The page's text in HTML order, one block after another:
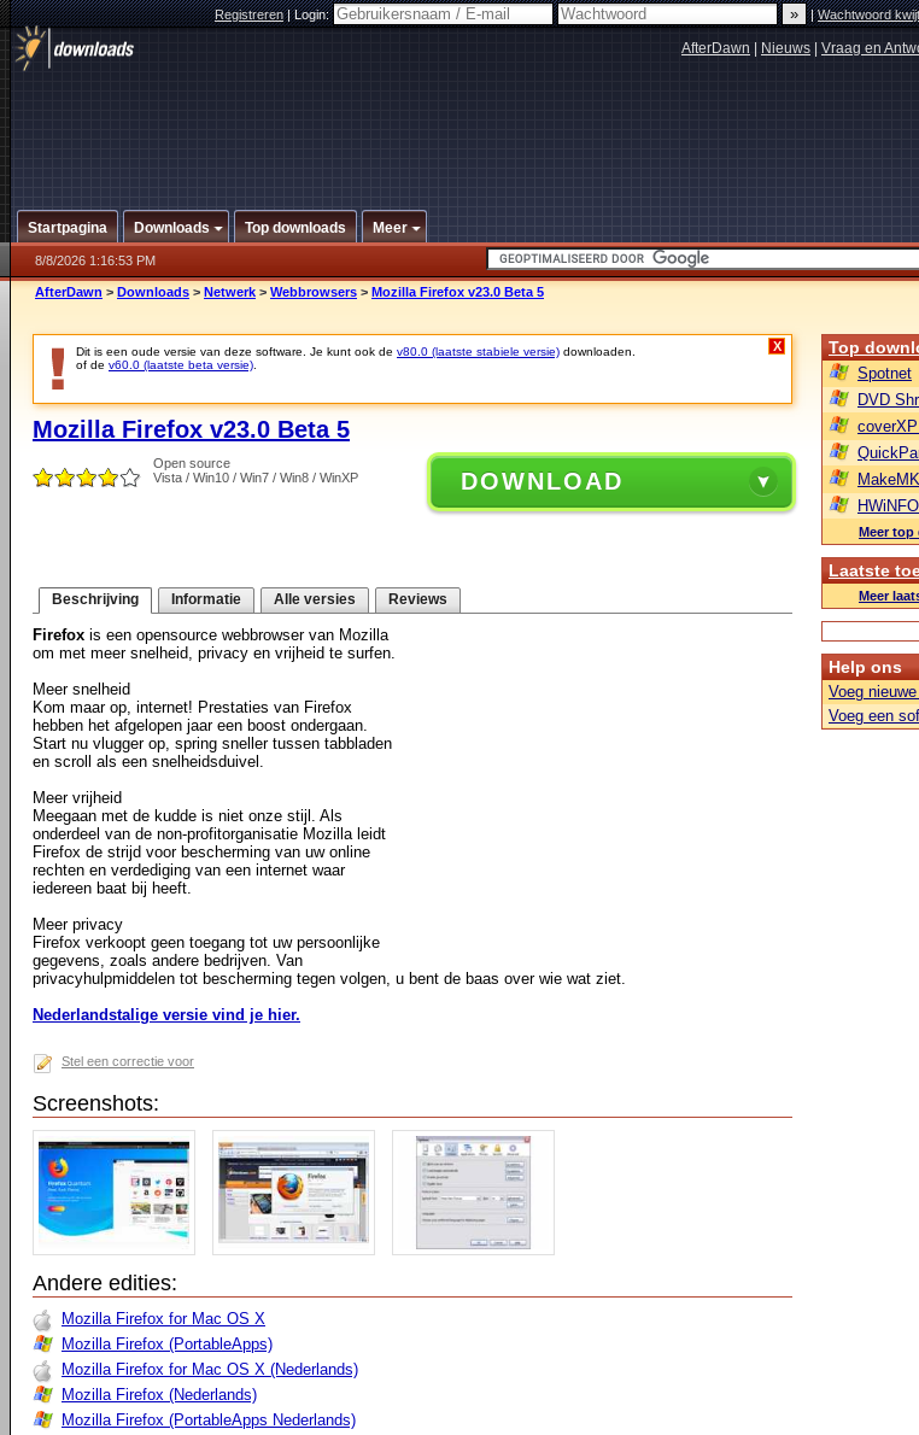
Registreren|Login: |Wachtwoord kwijt
AfterDawn Nieuws Vraag en
Startpagina Downloads Top downloads Meer
8/8/2026 1:16:53 PM
AfterDawn > Downloads > Netwerk > Webbrowsers > Mozilla Firefox v23.0 Beta 5
Dit is een oude versie van deze software. Je kunt ook de v80.0 (laatste stabiele versie) downloaden.
of de v60.0 (laatste beta versie)
X
Mozilla Firefox v23.0 Beta 5
Open source
Vista / Win10 / Win7 / Win8 / WinXP
DOWNLOAD
Beschrijving Informatie Alle versies Reviews
Firefox is een opensource webbrowser van Mozilla
om met meer snelheid, privacy en vrijheid te surfen.
Meer snelheid
Kom maar op, internet! Prestaties van Firefox
hebben het afgelopen jaar een boost ondergaan.
Start nu vlugger op, spring sneller tussen tabbladen
en scroll als een snelheidsduivel.
Meer vrijheid
Meegaan met de kudde is niet onze stijl. Als
onderdeel van de non-profitorganisatie Mozilla leidt
Firefox de strijd voor bescherming van uw online
rechten en verdediging van een internet waar
iedereen baat bij heeft.
Meer privacy
Firefox verkoopt geen toegang tot uw persoonlijke
gegevens, zoals andere bedrijven. Van
privacyhulpmiddelen tot bescherming tegen volgen, u bent de baas over wie wat ziet.
Nederlandstalige versie vind je hier.
Stel een correctie voor
Screenshots:
Andere edities:
Mozilla Firefox for Mac OS X
Mozilla Firefox (PortableApps)
Mozilla Firefox for Mac OS X (Nederlands)
Mozilla Firefox (Nederlands)
Mozilla Firefox (PortableApps Nederlands)
Top
Spotnet
DVD
Meer top
Laatste
Meer
Help ons
Voeg
Voeg een